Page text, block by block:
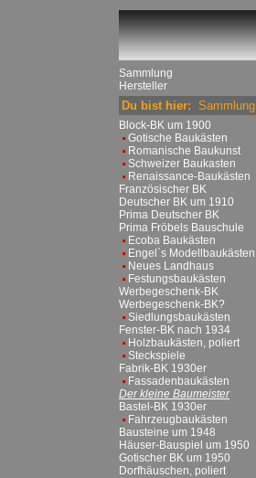
Sammlung
Hersteller
Du bist hier: Sammlung
Block-BK um 1900
Gotische Baukästen
Romanische Baukunst
Schweizer Baukasten
Renaissance-Baukästen
Französischer BK
Deutscher BK um 1910
Prima Deutscher BK
Prima Fröbels Bauschule
Ecoba Baukästen
Engel`s Modellbaukästen
Neues Landhaus
Festungsbaukästen
Werbegeschenk-BK
Werbegeschenk-BK?
Siedlungsbaukästen
Fenster-BK nach 1934
Holzbaukästen, poliert
Steckspiele
Fabrik-BK 1930er
Fassadenbaukästen
Der kleine Baumeister
Bastel-BK 1930er
Fahrzeugbaukästen
Bausteine um 1948
Häuser-Bauspiel um 1950
Gotischer BK um 1950
Dorfhäuschen, poliert